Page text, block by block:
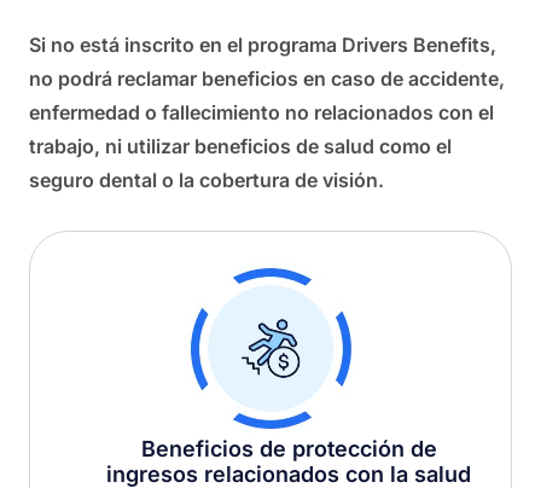
Si no está inscrito en el programa Drivers Benefits,
no podrá reclamar beneficios en caso de accidente,
enfermedad o fallecimiento no relacionados con el
trabajo, ni utilizar beneficios de salud como el
seguro dental o la cobertura de visión.
Beneficios de protección de
ingresos relacionados con la salud